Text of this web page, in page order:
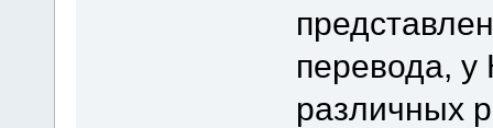
перевода,
различных